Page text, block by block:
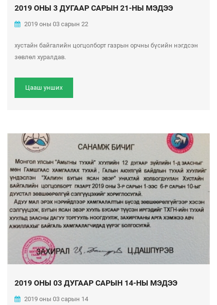
2019 ОНЫ 3 ДУГААР САРЫН 21-НЫ МЭДЭЭ
2019 оны 03 сарын 22
хустайн байгалийн цогцолборт газрын орчны бүсийн нэгдсэн
зөвлөл хуралдав.
Цааш унших
2019 ОНЫ 03 ДУГААР САРЫН 14-НЫ МЭДЭЭ
2019 оны 03 сарын 14